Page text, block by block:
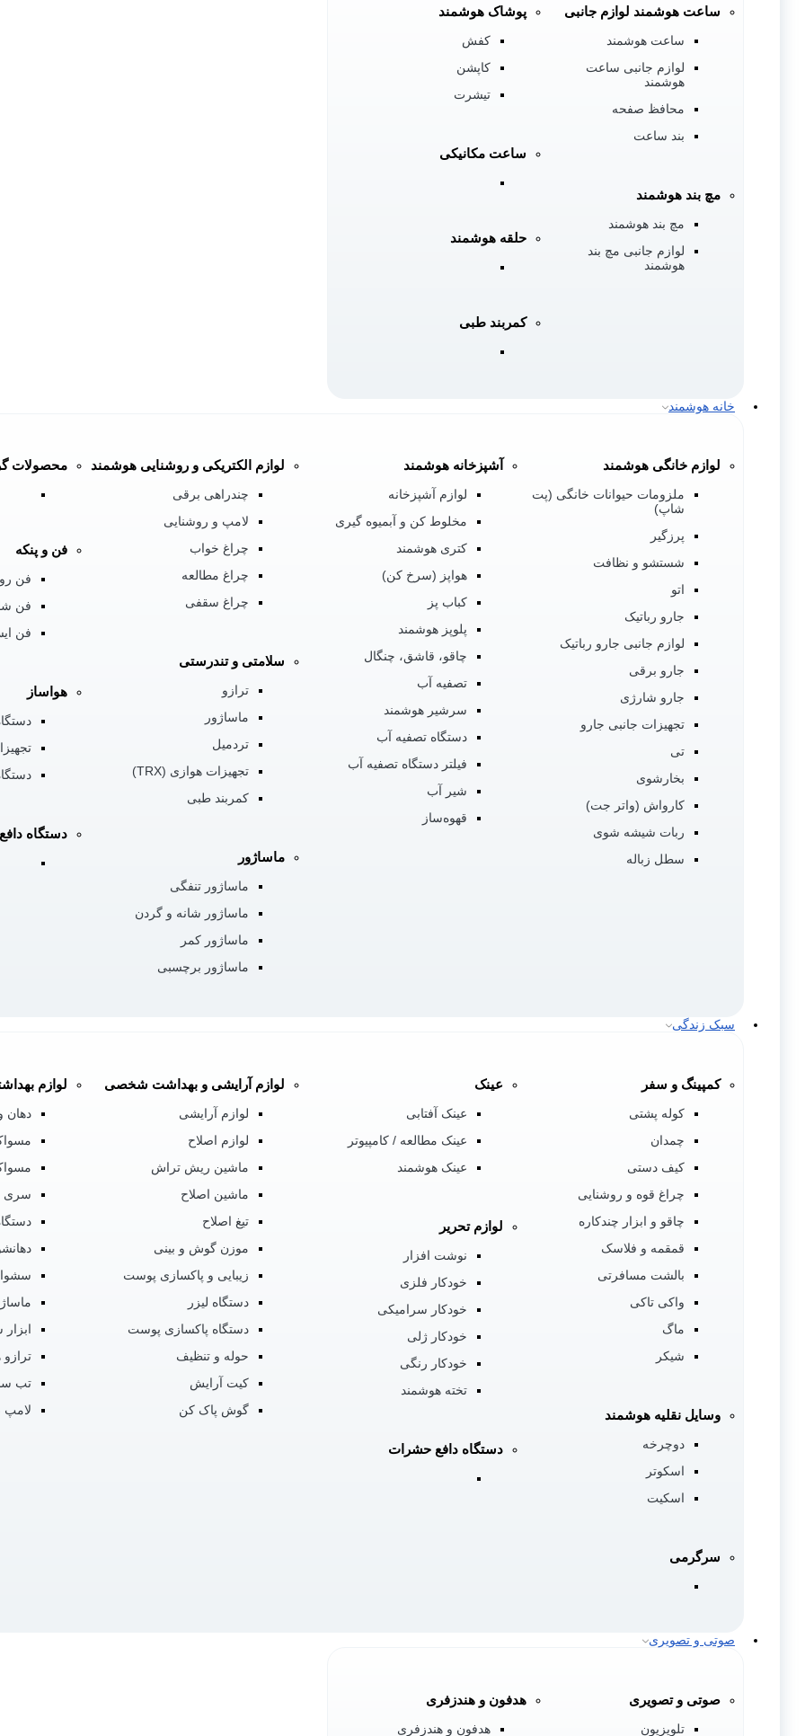
ساعت هوشمند لوازم جانبی
ساعت هوشمند
لوازم جانبی ساعت
هوشمند
محافظ صفحه
بند ساعت
مچ بند هوشمند
مچ بند هوشمند
لوازم جانبی مچ بند
هوشمند
پوشاک هوشمند
کفش
کاپشن
تیشرت
ساعت مکانیکی
حلقه هوشمند
کمربند طبی
خانه هوشمند
لوازم خانگی هوشمند
ملزومات حیوانات خانگی (پت
شاپ)
پرزگیر
شستشو و نظافت
اتو
جارو رباتیک
لوازم جانبی جارو رباتیک
جارو برقی
جارو شارژی
تجهیزات جانبی جارو
تی
بخارشوی
کارواش (واتر جت)
ربات شیشه شوی
سطل زباله
آشپزخانه هوشمند
لوازم آشپزخانه
مخلوط کن و آبمیوه گیری
کتری هوشمند
هواپز (سرخ کن)
کباب پز
پلوپز هوشمند
چاقو، قاشق، چنگال
تصفیه آب
سرشیر هوشمند
دستگاه تصفیه آب
فیلتر دستگاه تصفیه آب
شیر آب
قهوه‌ساز
لوازم الکتریکی و روشنایی هوشمند
چندراهی برقی
لامپ و روشنایی
چراغ خواب
چراغ مطالعه
چراغ سقفی
سلامتی و تندرستی
ترازو
ماساژور
تردمیل
تجهیزات هوازی (TRX)
کمربند طبی
ماساژور
ماساژور تنفگی
ماساژور شانه و گردن
ماساژور کمر
ماساژور برچسبی
محصولات
فن و پنکه
فن
فن
فن
هواساز
دستگاه
سبک زندگی
کمپینگ و سفر
کوله پشتی
چمدان
کیف دستی
چراغ قوه و روشنایی
چاقو و ابزار چندکاره
قمقمه و فلاسک
بالشت مسافرتی
واکی تاکی
ماگ
شیکر
وسایل نقلیه هوشمند
دوچرخه
اسکوتر
اسکیت
سرگرمی
عینک
عینک آفتابی
عینک مطالعه / کامپیوتر
عینک هوشمند
لوازم تحریر
نوشت افزار
خودکار فلزی
خودکار سرامیکی
خودکار ژلی
خودکار رنگی
تخته هوشمند
دستگاه دافع حشرات
لوازم آرایشی و بهداشت شخصی
لوازم آرایشی
لوازم اصلاح
ماشین ریش تراش
ماشین اصلاح
تیغ اصلاح
موزن گوش و بینی
زیبایی و پاکسازی پوست
دستگاه لیزر
دستگاه پاکسازی پوست
حوله و تنظیف
کیت آرایش
گوش پاک کن
لوازم
دهان
سری
تب
لامپ
صوتی و تصویری
صوتی و تصویری
تلویزیون
هدفون و هندزفری
هدفون و هندزفری